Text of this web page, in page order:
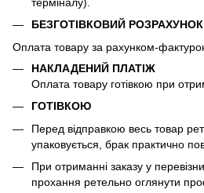
БЕЗГОТІВКОВИЙ РОЗРАХУНОК
Оплата товару за рахунком-
НАКЛАДЕНИЙ ПЛАТІЖ
Оплата товару готівкою при
ГОТІВКОЮ
Перед відправкою весь товар
упаковується, брак практично
При отриманні заказу у
прохання ретельно оглянути